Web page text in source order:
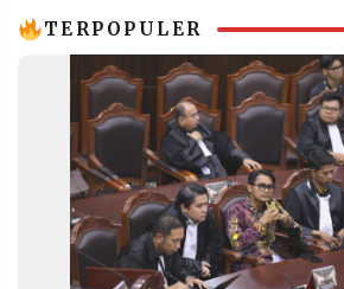
IKUTI
TERPOPULER